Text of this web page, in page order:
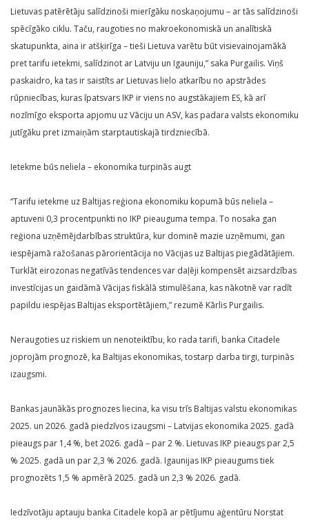
Lietuvas patērētāju salīdzinoši mierīgāku noskaņojumu – ar tās salīdzinoši
spēcīgāko ciklu. Taču, raugoties no makroekonomiskā un analītiskā
skatupunkta, aina ir atšķirīga – tieši Lietuva varētu būt visievainojamākā
pret tarifu ietekmi, salīdzinot ar Latviju un Igauniju,” saka Purgailis. Viņš
paskaidro, ka tas ir saistīts ar Lietuvas lielo atkarību no apstrādes
rūpniecības, kuras īpatsvars IKP ir viens no augstākajiem ES, kā arī
nozīmīgo eksporta apjomu uz Vāciju un ASV, kas padara valsts ekonomiku
jutīgāku pret izmaiņām starptautiskajā tirdzniecībā.
Ietekme būs neliela – ekonomika turpinās augt
“Tarifu ietekme uz Baltijas reģiona ekonomiku kopumā būs neliela –
aptuveni 0,3 procentpunkti no IKP pieauguma tempa. To nosaka gan
reģiona uzņēmējdarbības struktūra, kur dominē mazie uzņēmumi, gan
iespējamā ražošanas pārorientācija no Vācijas uz Baltijas piegādātājiem.
Turklāt eirozonas negatīvās tendences var daļēji kompensēt aizsardzības
investīcijas un gaidāmā Vācijas fiskālā stimulēšana, kas nākotnē var radīt
papildu iespējas Baltijas eksportētājiem,” rezumē Kārlis Purgailis.
Neraugoties uz riskiem un nenoteiktību, ko rada tarifi, banka Citadele
joprojām prognozē, ka Baltijas ekonomikas, tostarp darba tirgi, turpinās
izaugsmi.
Bankas jaunākās prognozes liecina, ka visu trīs Baltijas valstu ekonomikas
2025. un 2026. gadā piedzīvos izaugsmi – Latvijas ekonomika 2025. gadā
pieaugs par 1,4 %, bet 2026. gadā – par 2 %. Lietuvas IKP pieaugs par 2,5
% 2025. gadā un par 2,3 % 2026. gadā. Igaunijas IKP pieaugums tiek
prognozēts 1,5 % apmērā 2025. gadā un 2,3 % 2026. gadā.
Iedzīvotāju aptauju banka Citadele kopā ar pētījumu aģentūru Norstat